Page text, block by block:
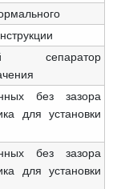
сепаратор
без зазора
для установки
без зазора
для установки